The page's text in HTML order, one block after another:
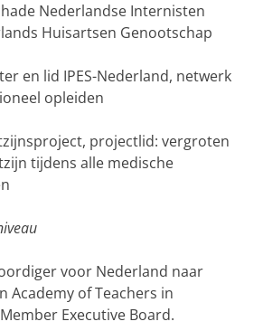
Nederlandse Internisten
Huisartsen Genootschap
en lid IPES-Nederland, netwerk
opleiden
, projectlid: vergroten
tijdens alle medische
voor Nederland naar
Academy of Teachers in
Member Executive Board.